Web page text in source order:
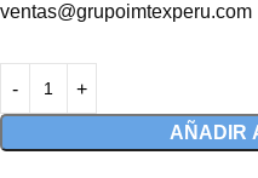
ventas@grupoimtexperu.com
AÑADIR